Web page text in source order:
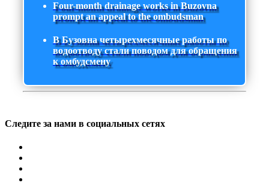
Four-month drainage works in Buzovna
prompt an appeal to the ombudsman
В Бузовна четырехмесячные работы по
водоотводу стали поводом для обращения
к омбудсмену
Следите за нами в социальных сетях